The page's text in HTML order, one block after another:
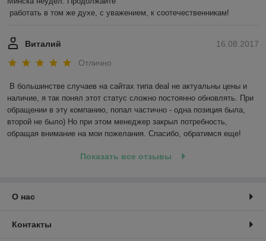
работать в том же духе, с уважением, к соотечественникам!
16.08.2017
Виталий
Отлично
В большинстве случаев на сайтах типа deal не актуальны цены и
наличие, я так понял этот статус сложно постоянно обновлять. При
обращении в эту компанию, попал частично - одна позиция была,
второй не было) Но при этом менеджер закрыл потребность,
обращая внимание на мои пожелания. Спасибо, обратимся еще!
Показать все отзывы
О нас
Контакты